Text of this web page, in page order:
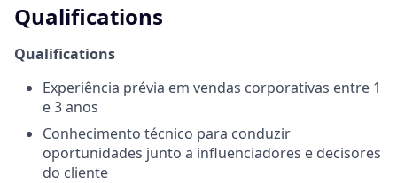
Qualifications
Qualifications
Experiência prévia em vendas corporativas entre 1
e 3 anos
Conhecimento técnico para conduzir
oportunidades junto a influenciadores e decisores
do cliente